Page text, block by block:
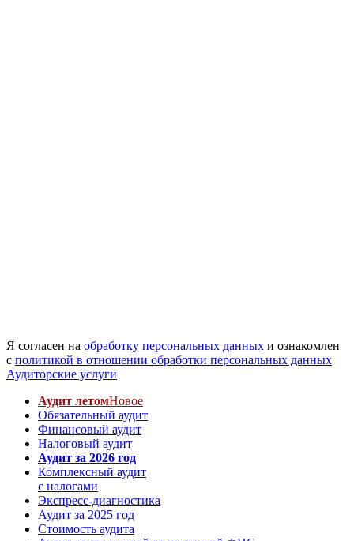
Я согласен на обработку персональных данных и ознакомлен
с политикой в отношении обработки персональных данных
Аудиторские услуги
Аудит летомНовое
Обязательный аудит
Финансовый аудит
Налоговый аудит
Аудит за 2026 год
Комплексный аудит
с налогами
Экспресс-диагностика
Аудит за 2025 год
Стоимость аудита